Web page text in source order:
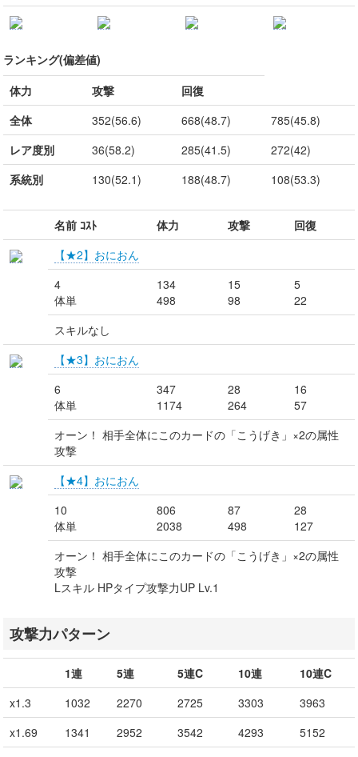
ランキング(偏差値)
体力
攻撃
回復
全体
352(56.6) 668(48.7)
785(45.8)
レア度別
36(58.2) 285(41.5)
272(42)
系統別
130(52.1) 188(48.7) 108(53.3)
名前 ｺｽﾄ 体力 攻撃
回復
【★2】おにおん
4
体単
134
498
15
98
5
22
スキルなし
【★3】おにおん
6
体単
347
1174
28
264
16
57
オーン！ 相手全体にこのカードの「こうげき」×2の属性
攻撃
【★4】おにおん
10
体単
806
2038
87
498
28
127
オーン！ 相手全体にこのカードの「こうげき」×2の属性
攻撃
Lスキル HPタイプ攻撃力UP Lv.1
攻撃力パターン
1連 5連 5連C 10連
10連C
x1.3
1032 2270 2725 3303
3963
x1.69
1341 2952 3542 4293
5152